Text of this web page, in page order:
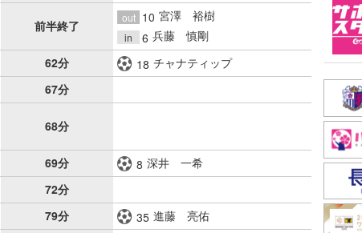
前半終了
out 10 宮澤 裕樹
in 6 兵藤 慎剛
62分
18 チャナティップ
67分
68分
69分 8 深井 一希
72分
79分
35 進藤 亮佑